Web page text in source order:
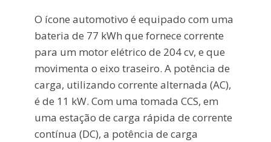
O ícone automotivo é equipado com uma
bateria de 77 kWh que fornece corrente
para um motor elétrico de 204 cv, e que
movimenta o eixo traseiro. A potência de
carga, utilizando corrente alternada (AC),
é de 11 kW. Com uma tomada CCS, em
uma estação de carga rápida de corrente
contínua (DC), a potência de carga